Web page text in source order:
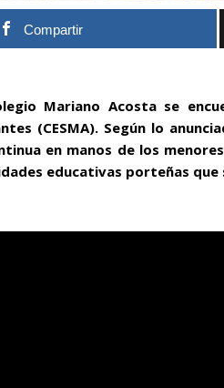
Compartir
Mariano Acosta se
(CESMA). Según lo
en manos de los
educativas porteñas